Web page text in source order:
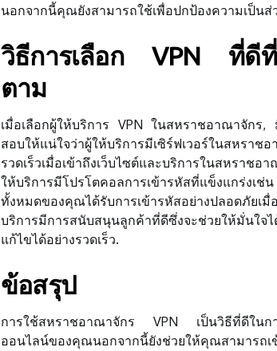
นอกจากนี้คุณยังสามารถใช้เพื่อปกป้องความเป็
วิธีการเลือก VPN ที่ดี
ตาม
เมื่อเลือกผู้ให้บริการ VPN ในสหราชอาณาจัก
สอบให้แน่ใจว่าผู้ให้บริการมีเซิร์ฟเวอร์ในสหราช
รวดเร็วเมื่อเข้าถึงเว็บไซต์และบริการในสหราช
ให้บริการมีโปรโตคอลการเข้ารหัสที่แข็งแกร่งเช่
ทั้งหมดของคุณได้รับการเข้ารหัสอย่างปลอดภัย
บริการมีการสนับสนุนลูกค้าที่ดีซึ่งจะช่วยให้มั่น
แก้ไขได้อย่างรวดเร็ว.
ข้อสรุป
การใช้สหราชอาณาจักร VPN เป็นวิธีที่ดีในกา
ออนไลน์ของคุณนอกจากนี้ยังช่วยให้คุณสามารถเ